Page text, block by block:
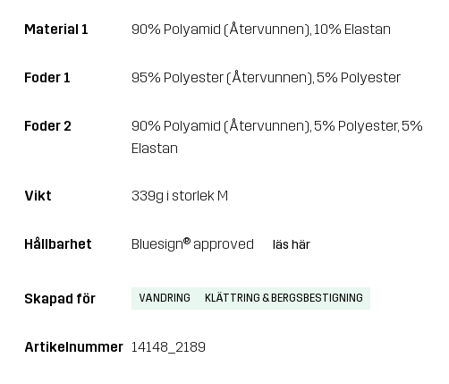
Material 1 90% Polyamid (Återvunnen), 10% Elastan
Foder 1 95% Polyester (Återvunnen), 5% Polyester
Foder 2
90% Polyamid (Återvunnen), 5% Polyester, 5%
Elastan
Vikt 339g i storlek M
Hållbarhet Bluesign® approved läs här
Skapad för VANDRING KLÄTTRING & BERGSBESTIGNING
Artikelnummer 14148_2189